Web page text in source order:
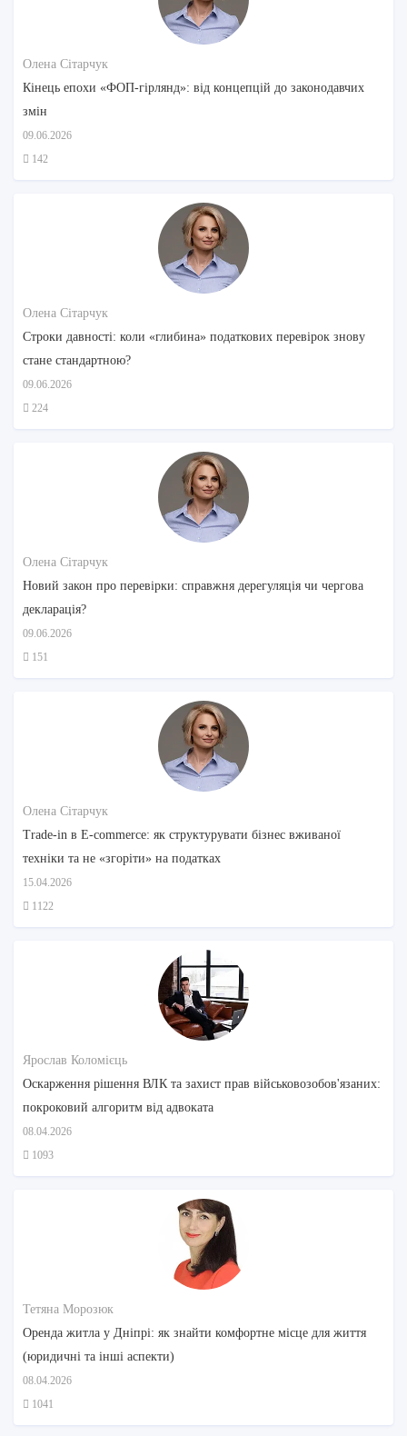
Олена Сітарчук
Кінець епохи «ФОП-гірлянд»: від концепцій до законодавчих
змін
09.06.2026
142
Олена Сітарчук
Строки давності: коли «глибина» податкових перевірок знову
стане стандартною?
09.06.2026
224
Олена Сітарчук
Новий закон про перевірки: справжня дерегуляція чи чергова
декларація?
09.06.2026
151
Олена Сітарчук
Trade-in в E-commerce: як структурувати бізнес вживаної
техніки та не «згоріти» на податках
15.04.2026
1122
Ярослав Коломієць
Оскарження рішення ВЛК та захист прав військовозобов'язаних:
покроковий алгоритм від адвоката
08.04.2026
1093
Тетяна Морозюк
Оренда житла у Дніпрі: як знайти комфортне місце для життя
(юридичні та інші аспекти)
08.04.2026
1041